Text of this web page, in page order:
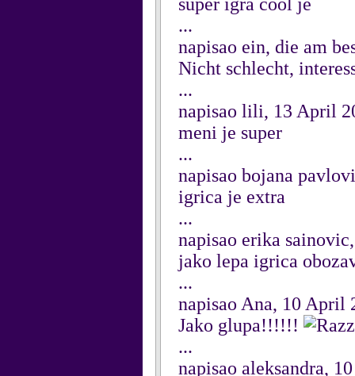
...
napisao ein, die am
Nicht schlecht,
...
napisao lili, 13 April
meni je super
...
napisao bojana
igrica je extra
...
napisao erika
jako lepa igrica
...
napisao Ana, 10 April
Jako glupa!!!!!!
...
napisao aleksandra,